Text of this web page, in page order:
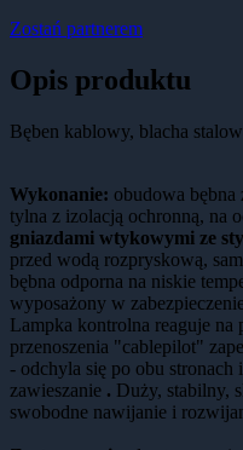
Zostań partnerem
Opis produktu
Bęben kablowy, blacha
Wykonanie: obudowa bębna
tylna z izolacją ochronną, na
gniazdami wtykowymi ze
przed wodą rozpryskową,
bębna odporna na niskie
wyposażony w
Lampka kontrolna reaguje na
przenoszenia "cablepilot"
- odchyla się po obu
zawieszanie . Duży, stabilny,
swobodne nawijanie i